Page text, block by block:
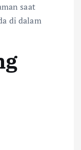
saat
di dalam